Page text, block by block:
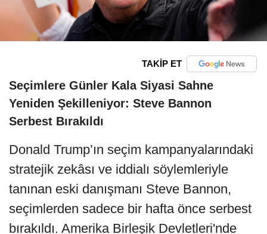
TAKİP ET
Seçimlere Günler Kala Siyasi Sahne
Yeniden Şekilleniyor: Steve Bannon
Serbest Bırakıldı
Donald Trump’ın seçim kampanyalarındaki
stratejik zekâsı ve iddialı söylemleriyle
tanınan eski danışmanı Steve Bannon,
seçimlerden sadece bir hafta önce serbest
bırakıldı. Amerika Birleşik Devletleri'nde